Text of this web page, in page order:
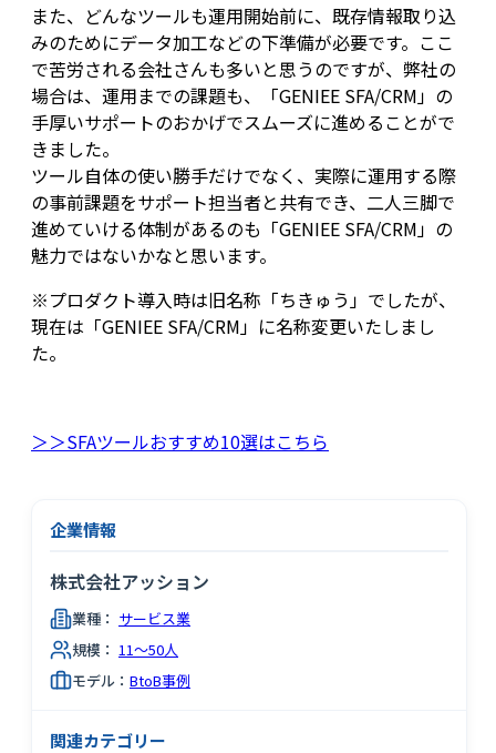
また、どんなツールも運用開始前に、既存情報取り込
みのためにデータ加工などの下準備が必要です。ここ
で苦労される会社さんも多いと思うのですが、弊社の
場合は、運用までの課題も、「GENIEE SFA/CRM」の
手厚いサポートのおかげでスムーズに進めることがで
きました。
ツール自体の使い勝手だけでなく、実際に運用する際
の事前課題をサポート担当者と共有でき、二人三脚で
進めていける体制があるのも「GENIEE SFA/CRM」の
魅力ではないかなと思います。
※プロダクト導入時は旧名称「ちきゅう」でしたが、
現在は「GENIEE SFA/CRM」に名称変更いたしまし
た。
＞＞SFAツールおすすめ10選はこちら
企業情報
株式会社アッション
業種： サービス業
規模： 11～50人
モデル： BtoB事例
関連カテゴリー